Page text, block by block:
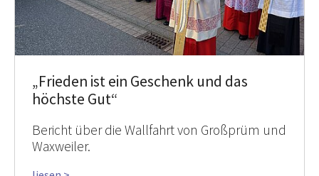
„Frieden ist ein Geschenk und das
höchste Gut“
Bericht über die Wallfahrt von Großprüm und
Waxweiler.